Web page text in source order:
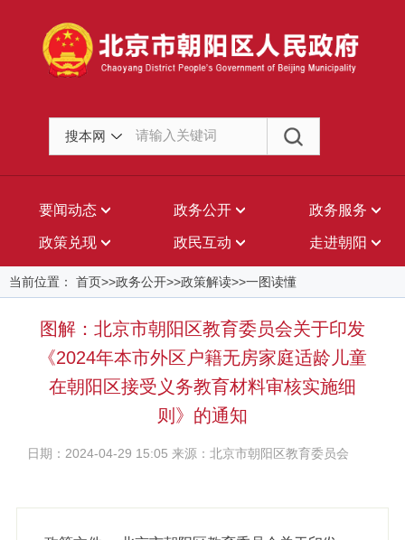
搜本网
要闻动态 政务公开 政务服务
政策兑现 政民互动 走进朝阳
当前位置： 首页>>政务公开>>政策解读>>一图读懂
图解：北京市朝阳区教育委员会关于印发
《2024年本市外区户籍无房家庭适龄儿童
在朝阳区接受义务教育材料审核实施细
则》的通知
日期：2024-04-29 15:05 来源：北京市朝阳区教育委员会